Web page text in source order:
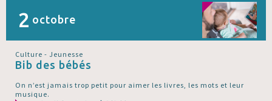
2 octobre
Culture - Jeunesse
Bib des bébés
On n’est jamais trop petit pour aimer les livres, les mots et leur
musique.